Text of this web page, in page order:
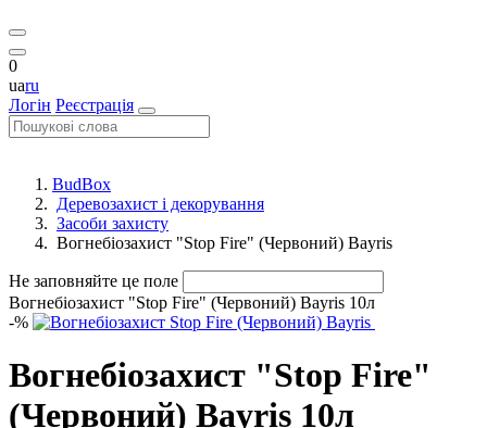
0
uaru
Логін Реєстрація
BudBox
Деревозахист і декорування
Засоби захисту
Вогнебіозахист "Stop Fire" (Червоний) Bayris
Не заповняйте це поле
Вогнебіозахист "Stop Fire" (Червоний) Bayris 10л
-%
Вогнебіозахист "Stop Fire"
(Червоний) Bayris 10л